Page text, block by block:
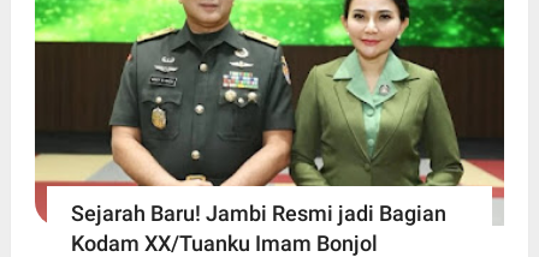
Sejarah Baru! Jambi Resmi jadi Bagian
Kodam XX/Tuanku Imam Bonjol